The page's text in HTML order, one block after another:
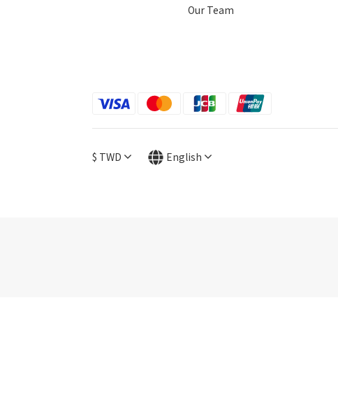
Our Team
$ TWD English